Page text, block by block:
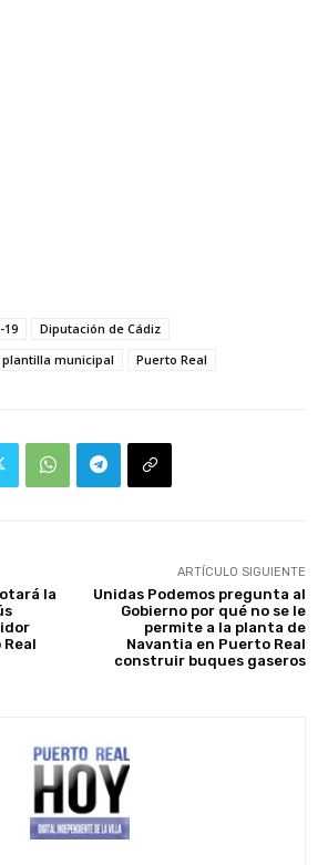
19
Diputación de Cádiz
plantilla municipal Puerto Real
la
ARTÍCULO SIGUIENTE
Unidas Podemos pregunta al
Gobierno por qué no se le
permite a la planta de
Navantia en Puerto Real
construir buques gaseros